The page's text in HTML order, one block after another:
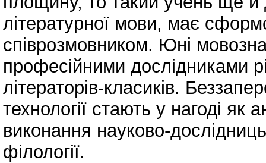
літературної мови, має
співрозмовником. Юні
професійними дослідниками
літераторів-класиків.
технології стають у нагоді як
виконання науково-
філології.